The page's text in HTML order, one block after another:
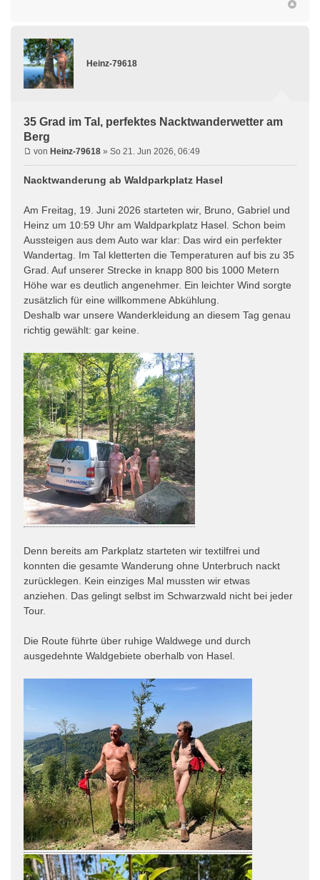
Heinz-79618
35 Grad im Tal, perfektes Nacktwanderwetter am
Berg
von Heinz-79618 » So 21. Jun 2026, 06:49
Nacktwanderung ab Waldparkplatz Hasel
Am Freitag, 19. Juni 2026 starteten wir, Bruno, Gabriel und
Heinz um 10:59 Uhr am Waldparkplatz Hasel. Schon beim
Aussteigen aus dem Auto war klar: Das wird ein perfekter
Wandertag. Im Tal kletterten die Temperaturen auf bis zu 35
Grad. Auf unserer Strecke in knapp 800 bis 1000 Metern
Höhe war es deutlich angenehmer. Ein leichter Wind sorgte
zusätzlich für eine willkommene Abkühlung.
Deshalb war unsere Wanderkleidung an diesem Tag genau
richtig gewählt: gar keine.
Denn bereits am Parkplatz starteten wir textilfrei und
konnten die gesamte Wanderung ohne Unterbruch nackt
zurücklegen. Kein einziges Mal mussten wir etwas
anziehen. Das gelingt selbst im Schwarzwald nicht bei jeder
Tour.
Die Route führte über ruhige Waldwege und durch
ausgedehnte Waldgebiete oberhalb von Hasel.